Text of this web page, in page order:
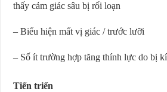
thấy cảm giác sâu bị rối loạn
– Biểu hiện mất vị giác / trước lưỡi
– Số ít trường hợp tăng thính lực do bị
Tiến triển